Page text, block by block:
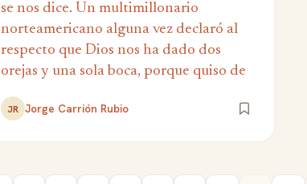
se nos dice. Un multimillonario
norteamericano alguna vez declaró al
respecto que Dios nos ha dado dos
orejas y una sola boca, porque quiso de
JR Jorge Carrión Rubio